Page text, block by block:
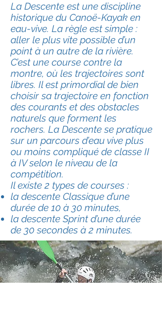
La Descente est une discipline
historique du Canoë-Kayak en
eau-vive. La règle est simple :
aller le plus vite possible d’un
point à un autre de la rivière.
C’est une course contre la
montre, où les trajectoires sont
libres. Il est primordial de bien
choisir sa trajectoire en fonction
des courants et des obstacles
naturels que forment les
rochers. La Descente se pratique
sur un parcours d’eau vive plus
ou moins compliqué de classe II
à IV selon le niveau de la
compétition.
Il existe 2 types de courses :
la descente Classique d’une
durée de 10 à 30 minutes,
la descente Sprint d’une durée
de 30 secondes à 2 minutes.